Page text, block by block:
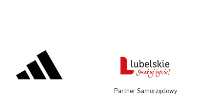
Partner Samorządowy